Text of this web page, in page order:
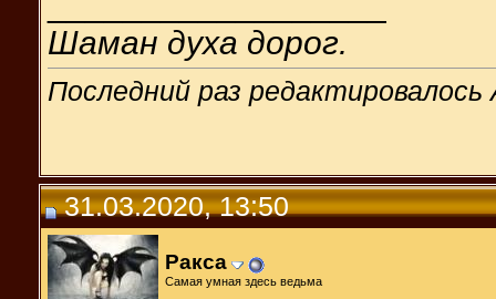
Шаман духа дорог.
Последний раз
31.03.2020, 13:50
Ракса
Самая умная здесь ведьма